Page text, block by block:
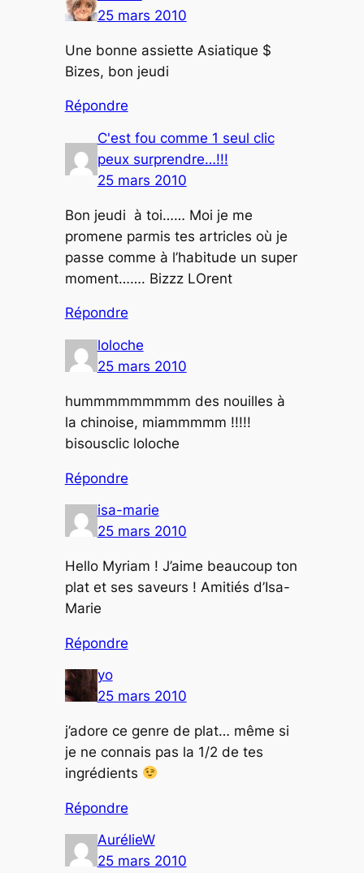
25 mars 2010
Une bonne assiette Asiatique $
Bizes, bon jeudi
Répondre
C'est fou comme 1 seul clic
peux surprendre…!!!
25 mars 2010
Bon jeudi à toi…… Moi je me
promene parmis tes artricles où je
passe comme à l’habitude un super
moment……. Bizzz LOrent
Répondre
loloche
25 mars 2010
hummmmmmmmm des nouilles à
la chinoise, miammmmm !!!!!
bisousclic loloche
Répondre
isa-marie
25 mars 2010
Hello Myriam ! J’aime beaucoup ton
plat et ses saveurs ! Amitiés d’Isa-
Marie
Répondre
yo
25 mars 2010
j’adore ce genre de plat… même si
je ne connais pas la 1/2 de tes
ingrédients
Répondre
AurélieW
25 mars 2010